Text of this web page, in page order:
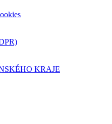
KRAJE